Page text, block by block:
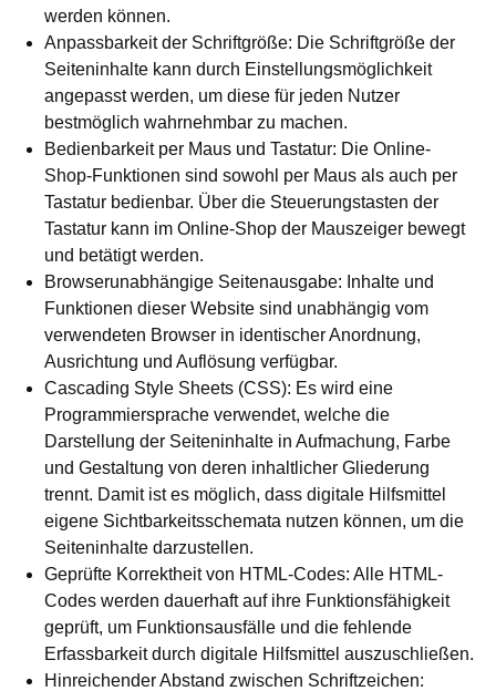
werden können.
Anpassbarkeit der Schriftgröße: Die Schriftgröße der
Seiteninhalte kann durch Einstellungsmöglichkeit
angepasst werden, um diese für jeden Nutzer
bestmöglich wahrnehmbar zu machen.
Bedienbarkeit per Maus und Tastatur: Die Online-
Shop-Funktionen sind sowohl per Maus als auch per
Tastatur bedienbar. Über die Steuerungstasten der
Tastatur kann im Online-Shop der Mauszeiger bewegt
und betätigt werden.
Browserunabhängige Seitenausgabe: Inhalte und
Funktionen dieser Website sind unabhängig vom
verwendeten Browser in identischer Anordnung,
Ausrichtung und Auflösung verfügbar.
Cascading Style Sheets (CSS): Es wird eine
Programmiersprache verwendet, welche die
Darstellung der Seiteninhalte in Aufmachung, Farbe
und Gestaltung von deren inhaltlicher Gliederung
trennt. Damit ist es möglich, dass digitale Hilfsmittel
eigene Sichtbarkeitsschemata nutzen können, um die
Seiteninhalte darzustellen.
Geprüfte Korrektheit von HTML-Codes: Alle HTML-
Codes werden dauerhaft auf ihre Funktionsfähigkeit
geprüft, um Funktionsausfälle und die fehlende
Erfassbarkeit durch digitale Hilfsmittel auszuschließen.
Hinreichender Abstand zwischen Schriftzeichen: